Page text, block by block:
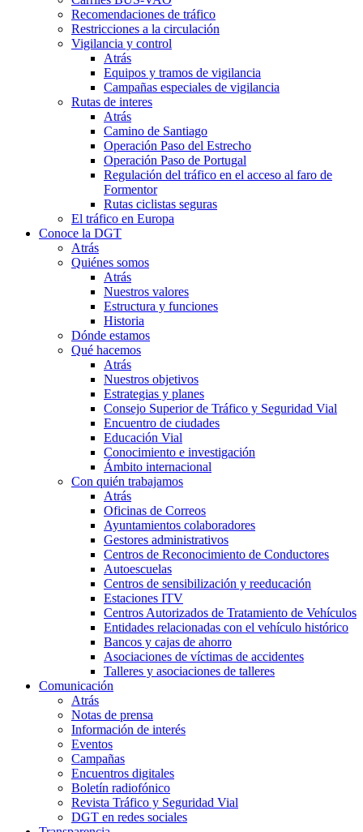
Recomendaciones de tráfico
Restricciones a la circulación
Vigilancia y control
Atrás
Equipos y tramos de vigilancia
Campañas especiales de vigilancia
Rutas de interes
Atrás
Camino de Santiago
Operación Paso del Estrecho
Operación Paso de Portugal
Regulación del tráfico en el acceso al faro de
Formentor
Rutas ciclistas seguras
El tráfico en Europa
Conoce la DGT
Atrás
Quiénes somos
Atrás
Nuestros valores
Estructura y funciones
Historia
Dónde estamos
Qué hacemos
Atrás
Nuestros objetivos
Estrategias y planes
Consejo Superior de Tráfico y Seguridad Vial
Encuentro de ciudades
Educación Vial
Conocimiento e investigación
Ámbito internacional
Con quién trabajamos
Atrás
Oficinas de Correos
Ayuntamientos colaboradores
Gestores administrativos
Centros de Reconocimiento de Conductores
Autoescuelas
Centros de sensibilización y reeducación
Estaciones ITV
Centros Autorizados de Tratamiento de Vehículos
Entidades relacionadas con el vehículo histórico
Bancos y cajas de ahorro
Asociaciones de víctimas de accidentes
Talleres y asociaciones de talleres
Comunicación
Atrás
Notas de prensa
Información de interés
Eventos
Campañas
Encuentros digitales
Boletín radiofónico
Revista Tráfico y Seguridad Vial
DGT en redes sociales